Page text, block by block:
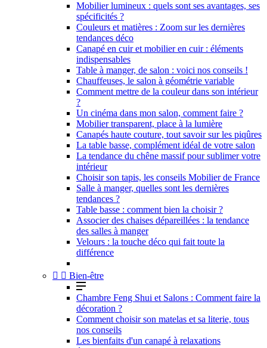
Mobilier lumineux : quels sont ses avantages, ses
spécificités ?
Couleurs et matières : Zoom sur les dernières
tendances déco
Canapé en cuir et mobilier en cuir : éléments
indispensables
Table à manger, de salon : voici nos conseils !
Chauffeuses, le salon à géométrie variable
Comment mettre de la couleur dans son intérieur
?
Un cinéma dans mon salon, comment faire ?
Mobilier transparent, place à la lumière
Canapés haute couture, tout savoir sur les piqûres
La table basse, complément idéal de votre salon
La tendance du chêne massif pour sublimer votre
intérieur
Choisir son tapis, les conseils Mobilier de France
Salle à manger, quelles sont les dernières
tendances ?
Table basse : comment bien la choisir ?
Associer des chaises dépareillées : la tendance
des salles à manger
Velours : la touche déco qui fait toute la
différence
  Bien-être
Chambre Feng Shui et Salons : Comment faire la
décoration ?
Comment choisir son matelas et sa literie, tous
nos conseils
Les bienfaits d'un canapé à relaxations